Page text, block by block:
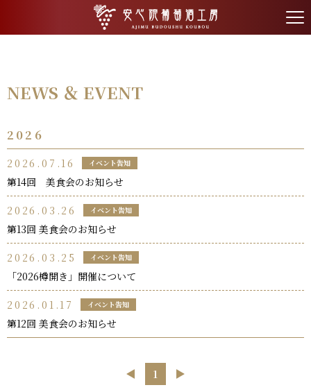
NEWS ＆ EVENT
2026
2026.07.16 イベント告知
第14回 美食会のお知らせ
2026.03.26 イベント告知
第13回 美食会のお知らせ
2026.03.25 イベント告知
「2026樽開き」開催について
2026.01.17 イベント告知
第12回 美食会のお知らせ
⟨ 1 ⟩